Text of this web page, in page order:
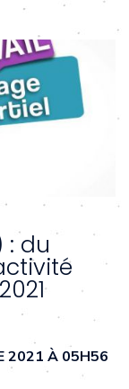
: du
2021 À 05H56